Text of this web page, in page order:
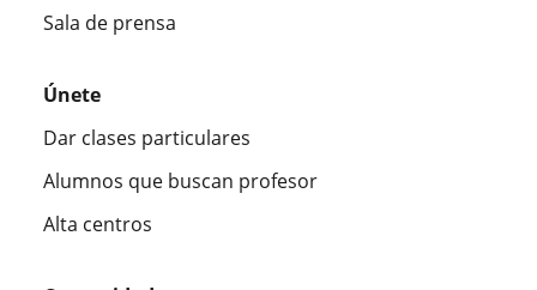
Sala de prensa
Únete
Dar clases particulares
Alumnos que buscan profesor
Alta centros